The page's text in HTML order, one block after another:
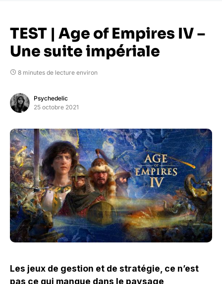
TEST | Age of Empires IV –
Une suite impériale
8 minutes de lecture environ
Psychedelic
25 octobre 2021
Les jeux de gestion et de stratégie, ce n’est
pas ce qui manque dans le paysage